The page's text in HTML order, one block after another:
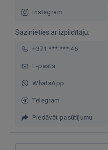
Instagram
Sazinieties ar izpildītāju:
+371 *** *** 46
E-pasts
WhatsApp
Telegram
Piedāvāt pasūtījumu